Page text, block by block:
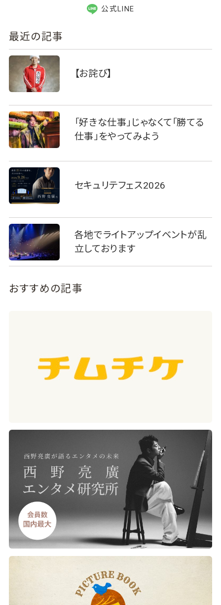
公式LINE
最近の記事
【お詫び】
「好きな仕事」じゃなくて「勝てる
仕事」をやってみよう
セキュリテフェス2026
各地でライトアップイベントが乱
立しております
おすすめの記事